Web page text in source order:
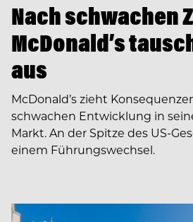
Nach schwachen
McDonald’s
aus
McDonald’s zieht
schwachen Entwicklung in
Markt. An der Spitze des US-
einem Führungswechsel.